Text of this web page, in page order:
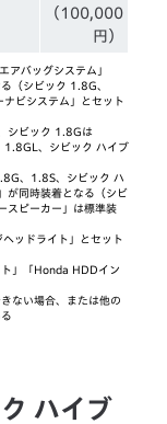
（100,000
円）
アバッグシステム」
（シビック 1.8G、
ビシステム」とセット
シビック 1.8Gは
1.8GL、シビック ハイブ
、1.8S、シビック ハ
が同時装着となる（シビ
スピーカー」は標準装
ッドライト」とセット
ト」「Honda HDDイン
ない場合、または他の
ハイブ